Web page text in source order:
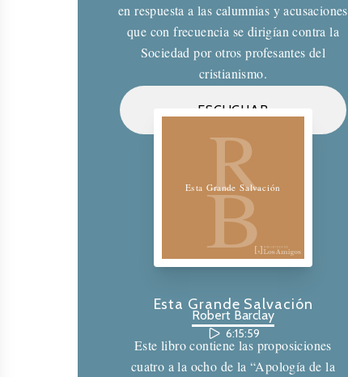
en respuesta a las calumnias y acusaciones
que con frecuencia se dirigían contra la
Sociedad por otros profesantes del
cristianismo.
ESCUCHAR
R
B
Esta Grande Salvación
Esta Grande Salvación
Robert Barclay
6:15:59
Este libro contiene las proposiciones
cuatro a la ocho de la “Apología de la